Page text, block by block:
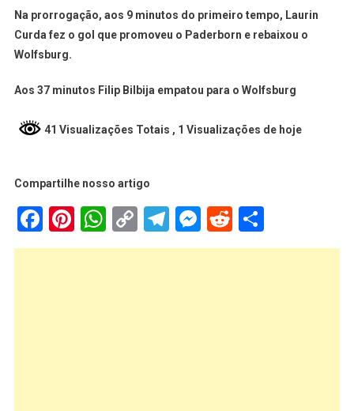
Na prorrogação, aos 9 minutos do primeiro tempo, Laurin
Curda fez o gol que promoveu o Paderborn e rebaixou o
Wolfsburg.
Aos 37 minutos Filip Bilbija empatou para o Wolfsburg
41 Visualizações Totais , 1 Visualizações de hoje
Compartilhe nosso artigo
Facebook
Pinterest
WhatsApp
Copy
Link
Telegram
Messenger
Reddit
Share